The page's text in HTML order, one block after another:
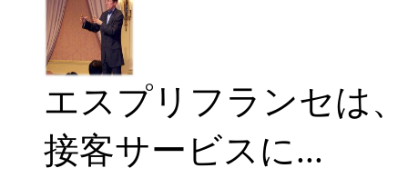
エスプリフランセは
接客サービスに...